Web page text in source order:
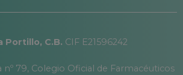
Portillo, C.B. CIF E21596242
nº 79, Colegio Oficial de Farmacéuticos